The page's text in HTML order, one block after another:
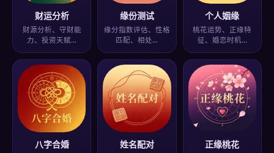
财运分析
财源分析、守财能
力、投资天赋…
缘份测试
缘分指数评估、性格
匹配、相处…
个人姻缘
桃花运势、正缘特
征、婚恋时机…
八字合婚 姓名配对 正缘桃花